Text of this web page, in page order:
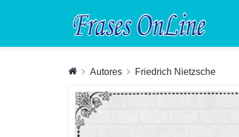
Autores Friedrich Nietzsche